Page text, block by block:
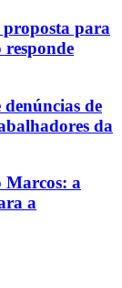
proposta para
responde
de
da
Marcos: a
a